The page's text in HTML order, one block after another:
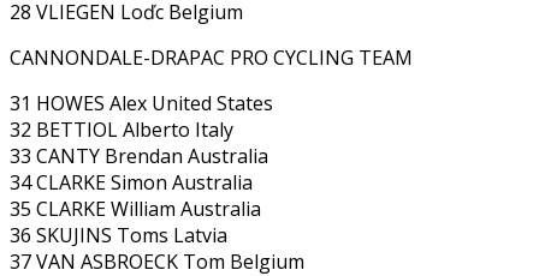
28 VLIEGEN Loďc Belgium
CANNONDALE-DRAPAC PRO CYCLING TEAM
31 HOWES Alex United States
32 BETTIOL Alberto Italy
33 CANTY Brendan Australia
34 CLARKE Simon Australia
35 CLARKE William Australia
36 SKUJINS Toms Latvia
37 VAN ASBROECK Tom Belgium